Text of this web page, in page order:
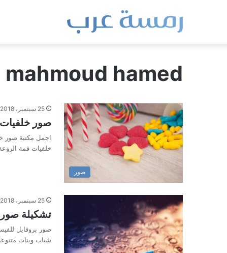
mahmoud hamed
صور
25 سبتمبر، 2018
صور خلفيات hd اجمل مكتبة خلفيات متنوعة
خلفيات قمة
25 سبتمبر، 2018
تشكيلة
صور بروفايل
شباب وبنات